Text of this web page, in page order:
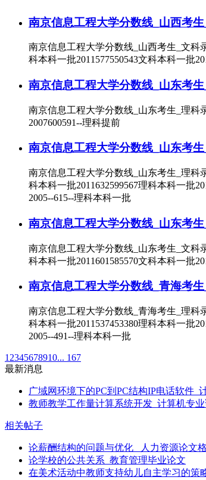
南京信息工程大学分数线_山西考
南京信息工程大学分数线_山西考生_文科
科本科一批2011577550543文科本科一批
南京信息工程大学分数线_山东考
南京信息工程大学分数线_山东考生_理科
2007600591--理科提前
南京信息工程大学分数线_山东考
南京信息工程大学分数线_山东考生_理科
科本科一批2011632599567理科本科一批
2005--615--理科本科一批
南京信息工程大学分数线_山东考
南京信息工程大学分数线_山东考生_文科
科本科一批2011601585570文科本科一批
南京信息工程大学分数线_青海考
南京信息工程大学分数线_青海考生_理科
科本科一批2011537453380理科本科一批
2005--491--理科本科一批
1 2345678910... 167
最新消息
广域网环境下的PC到PC结构IP电话软件_
教师教学工作量计算系统开发_计算机专
相关帖子
论薪酬结构的问题与优化 _人力资源论文
论学校的公共关系_教育管理毕业论文
在美术活动中教师支持幼儿自主学习的策